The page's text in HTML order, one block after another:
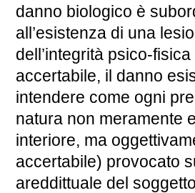
danno biologico è
all’esistenza di una
dell’integrità psico-
accertabile, il danno
intendere come ogni
natura non meramente
interiore, ma
accertabile) provocato
areddittuale del